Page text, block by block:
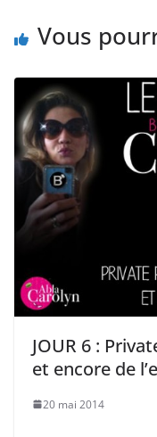
Vous
JOUR 6 :
et encore de
20 mai 2014